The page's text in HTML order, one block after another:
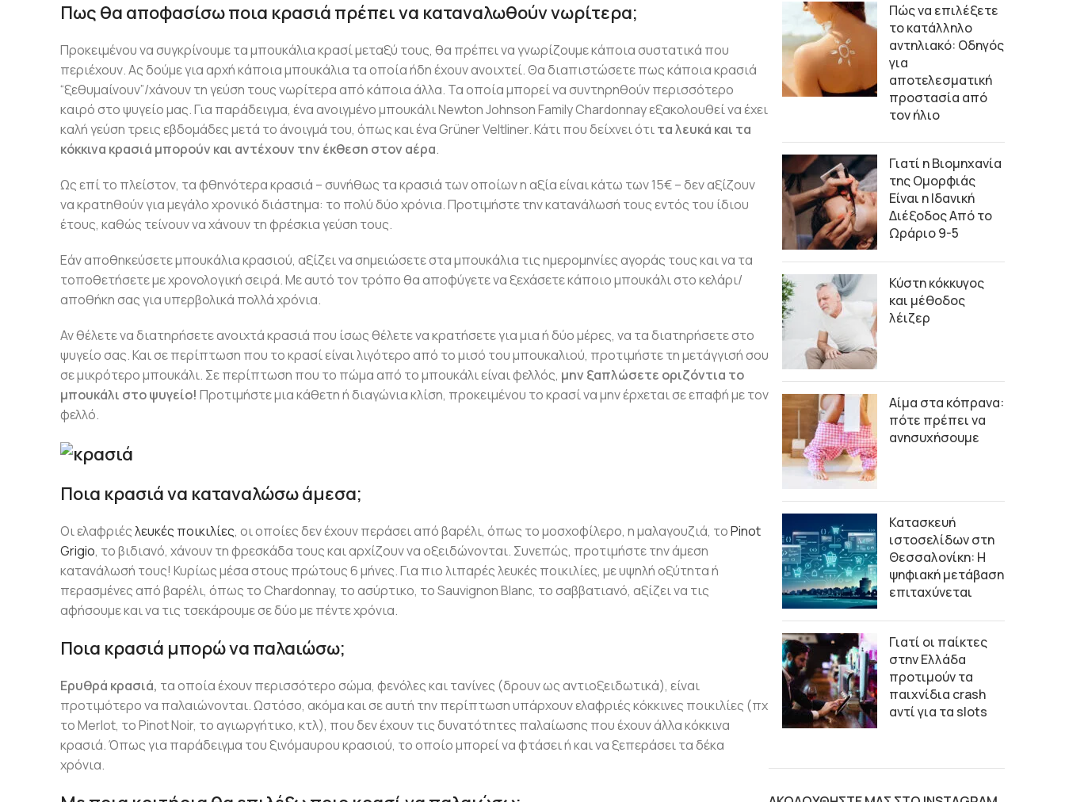
Πως θα αποφασίσω ποια κρασιά πρέπει να καταναλωθούν νωρίτερα;
Προκειμένου να συγκρίνουμε τα μπουκάλια κρασί μεταξύ τους, θα πρέπει να γνωρίζουμε κάποια συστατικά που
περιέχουν. Ας δούμε για αρχή κάποια μπουκάλια τα οποία ήδη έχουν ανοιχτεί. Θα διαπιστώσετε πως κάποια κρασιά
“ξεθυμαίνουν”/χάνουν τη γεύση τους νωρίτερα από κάποια άλλα. Τα οποία μπορεί να συντηρηθούν περισσότερο
καιρό στο ψυγείο μας. Για παράδειγμα, ένα ανοιγμένο μπουκάλι Newton Johnson Family Chardonnay εξακολουθεί να έχει
καλή γεύση τρεις εβδομάδες μετά το άνοιγμά του, όπως και ένα Grüner Veltliner. Κάτι που δείχνει ότιτα λευκά και τα
κόκκινα κρασιά μπορούν και αντέχουν την έκθεση στον αέρα.
Ως επί το πλείστον, τα φθηνότερα κρασιά – συνήθως τα κρασιά των οποίων η αξία είναι κάτω των 15€ – δεν αξίζουν
να κρατηθούν για μεγάλο χρονικό διάστημα: το πολύ δύο χρόνια. Προτιμήστε την κατανάλωσή τους εντός του ίδιου
έτους, καθώς τείνουν να χάνουν τη φρέσκια γεύση τους.
Εάν αποθηκεύσετε μπουκάλια κρασιού, αξίζει να σημειώσετε στα μπουκάλια τις ημερομηνίες αγοράς τους και να τα
τοποθετήσετε με χρονολογική σειρά. Με αυτό τον τρόπο θα αποφύγετε να ξεχάσετε κάποιο μπουκάλι στο κελάρι/
αποθήκη σας για υπερβολικά πολλά χρόνια.
Αν θέλετε να διατηρήσετε ανοιχτά κρασιά που ίσως θέλετε να κρατήσετε για μια ή δύο μέρες, να τα διατηρήσετε στο
ψυγείο σας. Και σε περίπτωση που το κρασί είναι λιγότερο από το μισό του μπουκαλιού, προτιμήστε τη μετάγγισή σου
σε μικρότερο μπουκάλι. Σε περίπτωση που το πώμα από το μπουκάλι είναι φελλός, μην ξαπλώσετε οριζόντια το
μπουκάλι στο ψυγείο! Προτιμήστε μια κάθετη ή διαγώνια κλίση, προκειμένου το κρασί να μην έρχεται σε επαφή με τον
φελλό.
Ποια κρασιά να καταναλώσω άμεσα;
Οι ελαφριέςλευκές ποικιλίες, οι οποίες δεν έχουν περάσει από βαρέλι, όπως το μοσχοφίλερο, η μαλαγουζιά, τοPinot
Grigio, το βιδιανό, χάνουν τη φρεσκάδα τους και αρχίζουν να οξειδώνονται. Συνεπώς, προτιμήστε την άμεση
κατανάλωσή τους! Κυρίως μέσα στους πρώτους 6 μήνες. Για πιο λιπαρές λευκές ποικιλίες, με υψηλή οξύτητα ή
περασμένες από βαρέλι, όπως το Chardonnay, το ασύρτικο, το Sauvignon Blanc, το σαββατιανό, αξίζει να τις
αφήσουμε και να τις τσεκάρουμε σε δύο με πέντε χρόνια.
Ποια κρασιά μπορώ να παλαιώσω;
Ερυθρά κρασιά, τα οποία έχουν περισσότερο σώμα, φενόλες και τανίνες (δρουν ως αντιοξειδωτικά), είναι
προτιμότερο να παλαιώνονται. Ωστόσο, ακόμα και σε αυτή την περίπτωση υπάρχουν ελαφριές κόκκινες ποικιλίες (πχ
το Merlot, το Pinot Noir, το αγιωργήτικο, κτλ), που δεν έχουν τις δυνατότητες παλαίωσης που έχουν άλλα κόκκινα
κρασιά. Όπως για παράδειγμα του ξινόμαυρου κρασιού, το οποίο μπορεί να φτάσει ή και να ξεπεράσει τα δέκα
χρόνια.
Πώς να επιλέξετε
το κατάλληλο
αντηλιακό: Οδηγός
για
αποτελεσματική
προστασία από
τον ήλιο
Γιατί η Βιομηχανία
της Ομορφιάς
Είναι η Ιδανική
Διέξοδος Από το
Ωράριο 9-5
Κύστη κόκκυγος
και μέθοδος
λέιζερ
Αίμα στα κόπρανα:
πότε πρέπει να
ανησυχήσουμε
Κατασκευή
ιστοσελίδων στη
Θεσσαλονίκη: Η
ψηφιακή μετάβαση
επιταχύνεται
Γιατί οι παίκτες
στην Ελλάδα
προτιμούν τα
παιχνίδια crash
αντί για τα slots